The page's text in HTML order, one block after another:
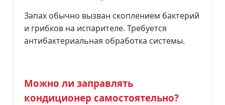
Запах обычно вызван скоплением бактерий
и грибков на испарителе. Требуется
антибактериальная обработка системы.
Можно ли заправлять
кондиционер самостоятельно?